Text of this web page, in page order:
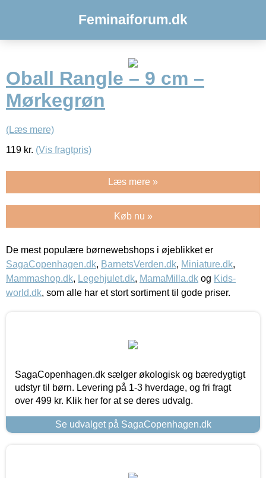
Feminaiforum.dk
Oball Rangle – 9 cm –
Mørkegrøn
(Læs mere)
119 kr. (Vis fragtpris)
Læs mere »
Køb nu »
De mest populære børnewebshops i øjeblikket er
SagaCopenhagen.dk, BarnetsVerden.dk, Miniature.dk,
Mammashop.dk, Legehjulet.dk, MamaMilla.dk og Kids-
world.dk, som alle har et stort sortiment til gode priser.
SagaCopenhagen.dk sælger økologisk og bæredygtigt
udstyr til børn. Levering på 1-3 hverdage, og fri fragt
over 499 kr. Klik her for at se deres udvalg.
Se udvalget på SagaCopenhagen.dk